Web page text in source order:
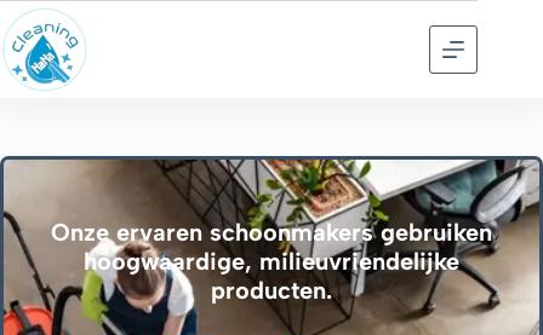
Onze ervaren schoonmakers gebruiken
hoogwaardige, milieuvriendelijke
producten.